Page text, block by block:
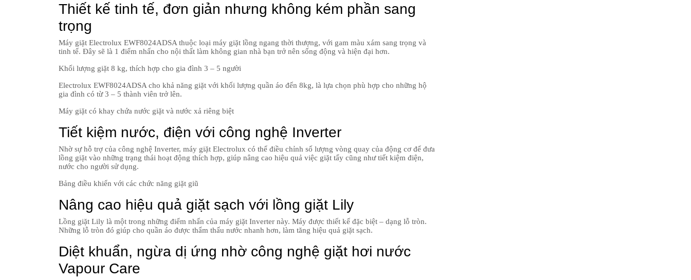
Thiết kế tinh tế, đơn giản nhưng không kém phần sang
trọng
Máy giặt Electrolux EWF8024ADSA thuộc loại máy giặt lồng ngang thời thượng, với gam màu xám sang trọng và
tinh tế. Đây sẽ là 1 điểm nhấn cho nội thất làm không gian nhà bạn trở nên sống động và hiện đại hơn.
Khối lượng giặt 8 kg, thích hợp cho gia đình 3 – 5 người
Electrolux EWF8024ADSA cho khả năng giặt với khối lượng quần áo đến 8kg, là lựa chọn phù hợp cho những hộ
gia đình có từ 3 – 5 thành viên trở lên.
Máy giặt có khay chứa nước giặt và nước xả riêng biệt
Tiết kiệm nước, điện với công nghệ Inverter
Nhờ sự hỗ trợ của công nghệ Inverter, máy giặt Electrolux có thể điều chỉnh số lượng vòng quay của động cơ để đưa
lồng giặt vào những trạng thái hoạt động thích hợp, giúp nâng cao hiệu quả việc giặt tẩy cũng như tiết kiệm điện,
nước cho người sử dụng.
Bảng điều khiển với các chức năng giặt giũ
Nâng cao hiệu quả giặt sạch với lồng giặt Lily
Lồng giặt Lily là một trong những điểm nhấn của máy giặt Inverter này. Máy được thiết kế đặc biệt – dạng lỗ tròn.
Những lỗ tròn đó giúp cho quần áo được thẩm thấu nước nhanh hơn, làm tăng hiệu quả giặt sạch.
Diệt khuẩn, ngừa dị ứng nhờ công nghệ giặt hơi nước
Vapour Care